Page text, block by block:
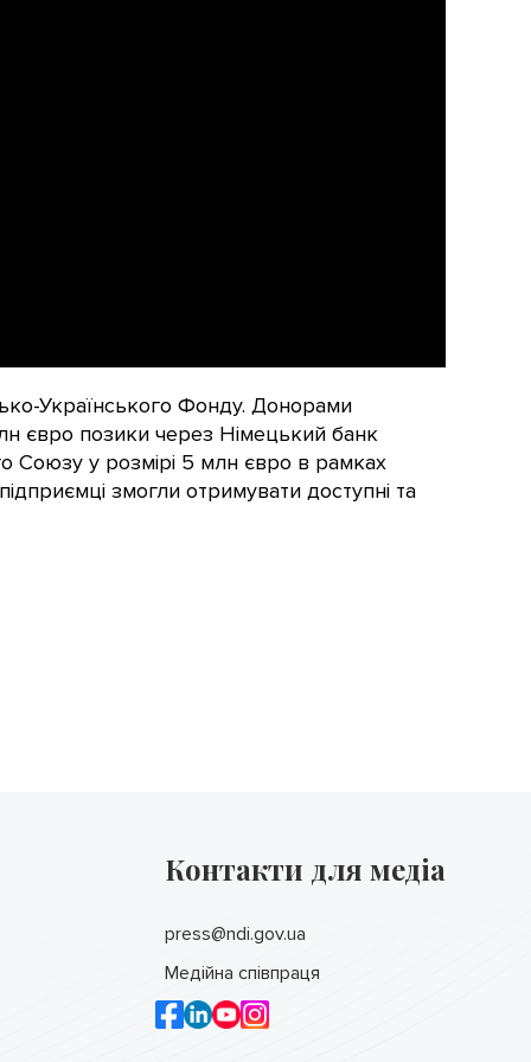
Українського Фонду. Донорами
євро позики через Німецький банк
Союзу у розмірі 5 млн євро в рамках
змогли отримувати доступні та
Контакти для медіа
press@ndi.gov.ua
Медійна співпраця